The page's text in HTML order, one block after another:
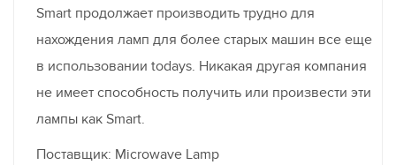
Smart продолжает производить трудно для
нахождения ламп для более старых машин все еще
в использовании todays. Никакая другая компания
не имеет способность получить или произвести эти
лампы как Smart.
Поставщик: Microwave Lamp